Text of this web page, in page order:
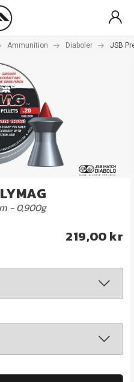
Ammunition Diaboler JSB
- 0,900g
219,00 kr